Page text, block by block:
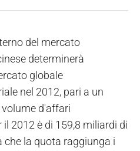
del mercato
determinerà
globale
nel 2012, pari a un
volume d'affari
2012 è di 159,8 miliardi di
che la quota raggiunga i